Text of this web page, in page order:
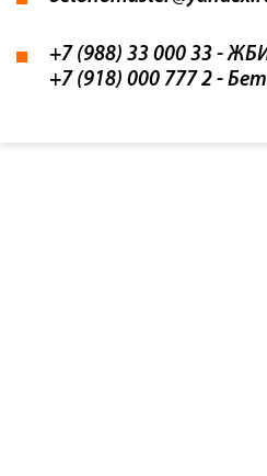
+7 (988) 33 000 33 -
+7 (918) 000 777 2 -